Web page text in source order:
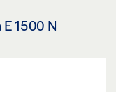
1500 N